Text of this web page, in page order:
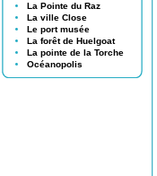
La Pointe du Raz
La ville Close
Le port musée
La forêt de Huelgoat
La pointe de la Torche
Océanopolis